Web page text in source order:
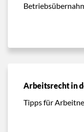
Arbeitsrecht in
Tipps für